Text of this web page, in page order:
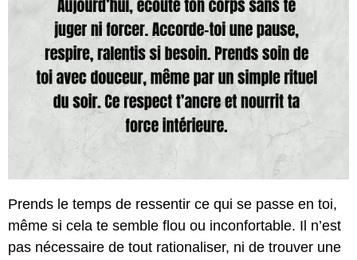
Prends le temps de ressentir ce qui se passe en toi,
même si cela te semble flou ou inconfortable. Il n’est
pas nécessaire de tout rationaliser, ni de trouver une